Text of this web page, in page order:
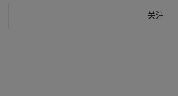
关注